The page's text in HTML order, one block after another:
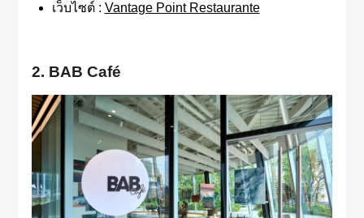
เว็บไซต์ : Vantage Point Restaurante
2. BAB Café